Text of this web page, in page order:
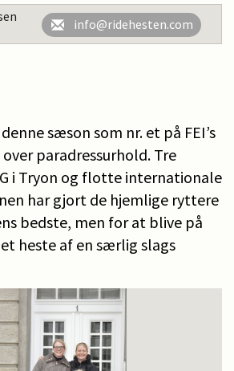
info@ridehesten.com
sæson som nr. et på FEI’s
paradressurhold. Tre
i Tryon og flotte internationale
har gjort de hjemlige ryttere
bedste, men for at blive på
heste af en særlig slags